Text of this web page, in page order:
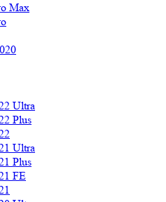
Max
Ultra
Plus
Ultra
Plus
FE